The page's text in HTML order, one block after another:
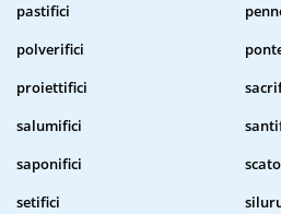
pastifici
polverifici
proiettifici
salumifici
saponifici
setifici